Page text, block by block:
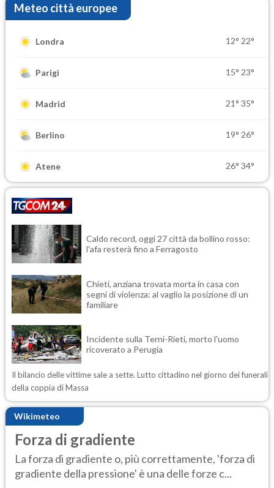
Meteo città europee
Londra 12° 22°
Parigi 15° 23°
Madrid 21° 35°
Berlino 19° 26°
Atene 26° 34°
Caldo record, oggi 27 città da bollino rosso:
l'afa resterà fino a Ferragosto
Chieti, anziana trovata morta in casa con
segni di violenza: al vaglio la posizione di un
familiare
Incidente sulla Terni-Rieti, morto l'uomo
ricoverato a Perugia
Il bilancio delle vittime sale a sette. Lutto cittadino nel giorno dei funerali
della coppia di Massa
Wikimeteo
Forza di gradiente
La forza di gradiente o, più correttamente, 'forza di
gradiente della pressione' è una delle forze c...